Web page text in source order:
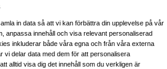
in data så att vi kan förbättra din upplevelse på vår
anpassa innehåll och visa relevant personaliserad
inkluderar både våra egna och från våra externa
vi delar data med dem för att personalisera
alltid visa dig det innehåll som du verkligen är